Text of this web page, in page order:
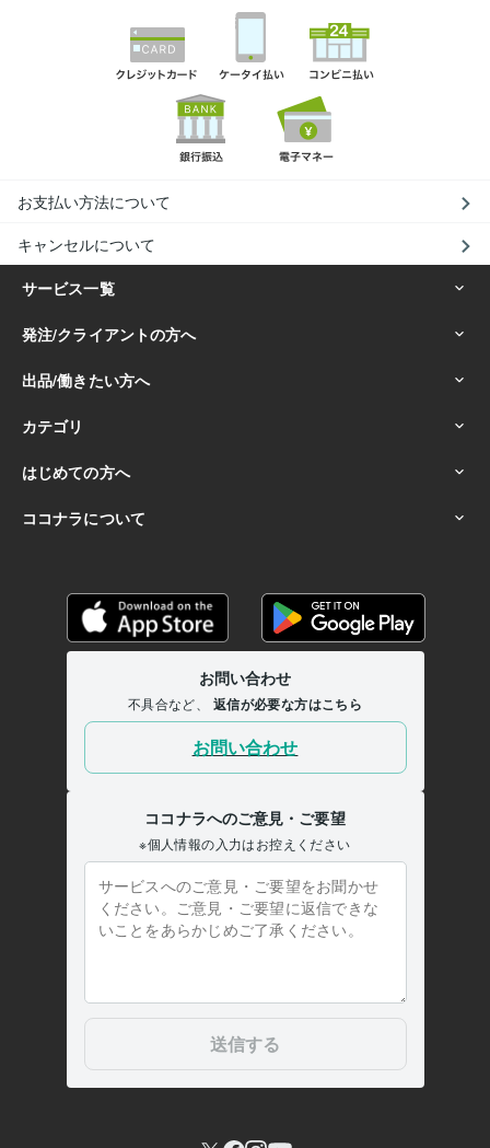
お支払い方法について
キャンセルについて